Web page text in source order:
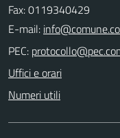
Fax: 0119340429
E-mail:
PEC:
Uffici e orari
Numeri utili